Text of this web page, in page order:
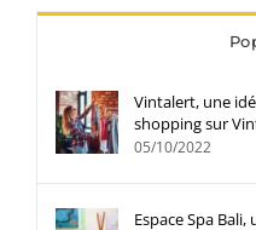
Vintalert, une
shopping sur
05/10/2022
Espace Spa